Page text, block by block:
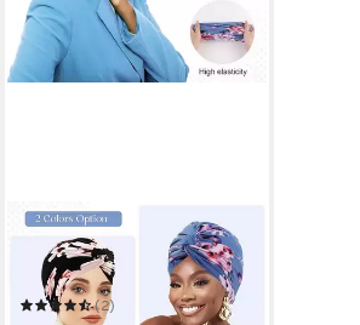
CACHITO
Kopftuch 2 Stücke Frauen
Chemo Hüte Turban Damen
Beanie
(2)